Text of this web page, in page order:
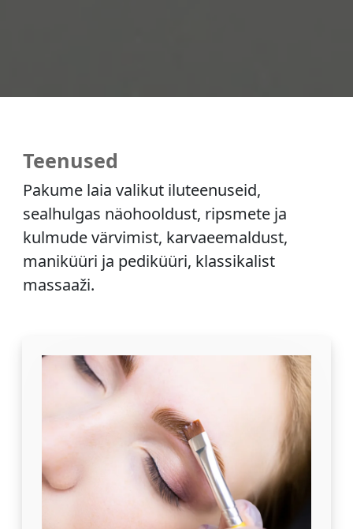
Teenused
Pakume laia valikut iluteenuseid,
sealhulgas näohooldust, ripsmete ja
kulmude värvimist, karvaeemaldust,
maniküüri ja pediküüri, klassikalist
massaaži.